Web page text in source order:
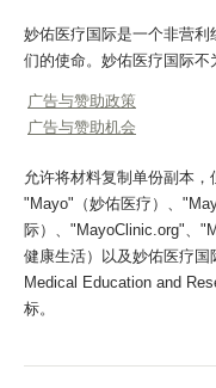
妙佑医疗国际是一个非营
们的使命。妙佑医疗国际不
广告与赞助政策
广告与赞助机会
允许将材料复制单份副本，
"Mayo"（妙佑医疗）、
际）、"MayoClinic.org"、
健康生活）以及妙佑医疗
Medical Education and
标。